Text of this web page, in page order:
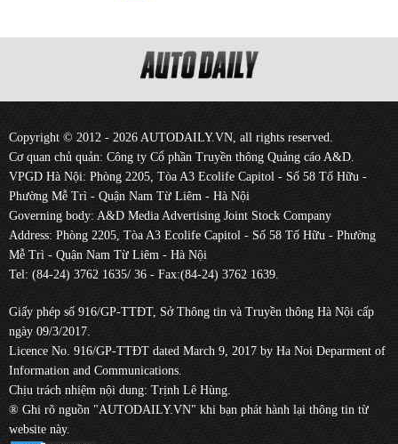
Copyright © 2012 - 2026 AUTODAILY.VN, all rights reserved.
Cơ quan chủ quản: Công ty Cổ phần Truyền thông Quảng cáo A&D.
VPGD Hà Nội: Phòng 2205, Tòa A3 Ecolife Capitol - Số 58 Tố Hữu -
Phường Mễ Trì - Quận Nam Từ Liêm - Hà Nội
Governing body: A&D Media Advertising Joint Stock Company
Address: Phòng 2205, Tòa A3 Ecolife Capitol - Số 58 Tố Hữu - Phường
Mễ Trì - Quận Nam Từ Liêm - Hà Nội
Tel: (84-24) 3762 1635/ 36 - Fax:(84-24) 3762 1639.
Giấy phép số 916/GP-TTĐT, Sở Thông tin và Truyền thông Hà Nội cấp
ngày 09/3/2017.
Licence No. 916/GP-TTĐT dated March 9, 2017 by Ha Noi Deparment of
Information and Communications.
Chịu trách nhiệm nội dung: Trịnh Lê Hùng.
® Ghi rõ nguồn "AUTODAILY.VN" khi bạn phát hành lại thông tin từ
website này.